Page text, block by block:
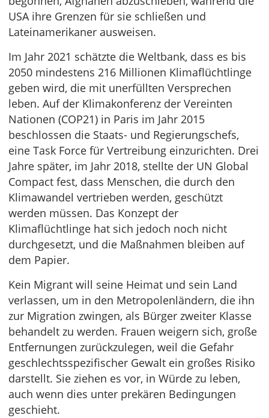
USA ihre Grenzen für sie schließen und
Lateinamerikaner ausweisen.
Im Jahr 2021 schätzte die Weltbank, dass es bis
2050 mindestens 216 Millionen Klimaflüchtlinge
geben wird, die mit unerfüllten Versprechen
leben. Auf der Klimakonferenz der Vereinten
Nationen (COP21) in Paris im Jahr 2015
beschlossen die Staats- und Regierungschefs,
eine Task Force für Vertreibung einzurichten. Drei
Jahre später, im Jahr 2018, stellte der UN Global
Compact fest, dass Menschen, die durch den
Klimawandel vertrieben werden, geschützt
werden müssen. Das Konzept der
Klimaflüchtlinge hat sich jedoch noch nicht
durchgesetzt, und die Maßnahmen bleiben auf
dem Papier.
Kein Migrant will seine Heimat und sein Land
verlassen, um in den Metropolenländern, die ihn
zur Migration zwingen, als Bürger zweiter Klasse
behandelt zu werden. Frauen weigern sich, große
Entfernungen zurückzulegen, weil die Gefahr
geschlechtsspezifischer Gewalt ein großes Risiko
darstellt. Sie ziehen es vor, in Würde zu leben,
auch wenn dies unter prekären Bedingungen
geschieht.